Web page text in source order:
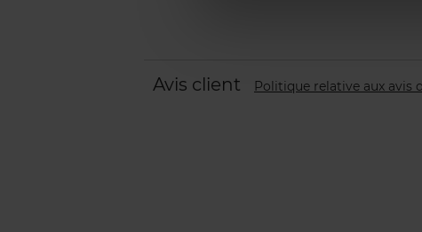
Avis client Politique relative aux avis